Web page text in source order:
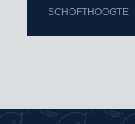
SCHOFTHOOGTE